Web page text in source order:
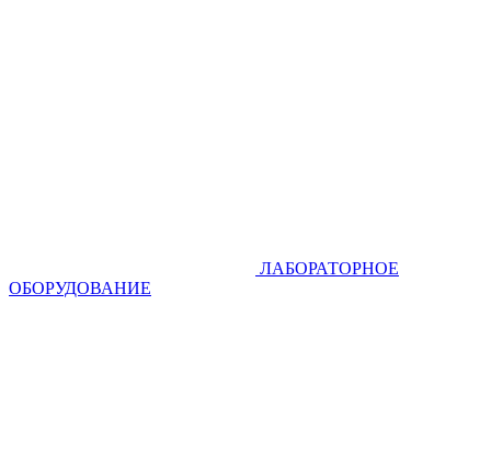
ЛАБОРАТОРНОЕ
ОБОРУДОВАНИЕ